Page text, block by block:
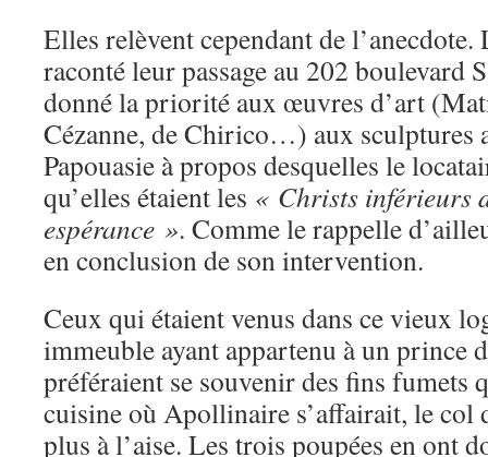
Elles relèvent cependant de
raconté leur passage au 202 boulevard
donné la priorité aux œuvres d’art
Cézanne, de Chirico…) aux sculptures
Papouasie à propos desquelles le
qu’elles étaient les « Christs inférieurs
espérance ». Comme le rappelle
en conclusion de son intervention.
Ceux qui étaient venus dans ce vieux
immeuble ayant appartenu à un prince
préféraient se souvenir des fins fumets
cuisine où Apollinaire s’affairait, le col
plus à l’aise. Les trois poupées en ont